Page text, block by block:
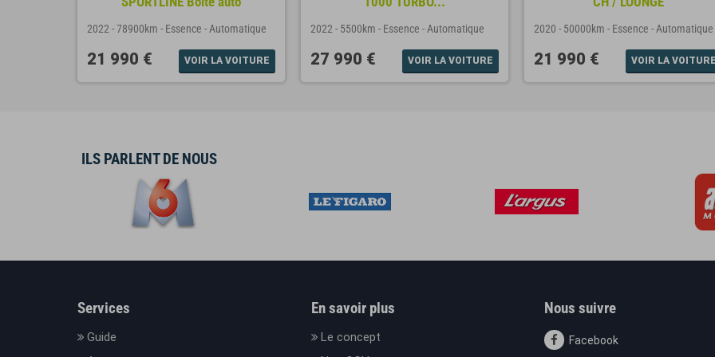
2022 -78900km - Essence - Automatique
21 990 € VOIR LA VOITURE
2022 - 5500km - Essence - Automatique
27 990 € VOIR LA VOITURE
2020 - 50000km - Essence - Automatique
21 990 € VOIR LA VOITURE
ILS PARLENT DE NOUS
Services
Guide
En savoir plus
Le concept
Nous suivre
Facebook